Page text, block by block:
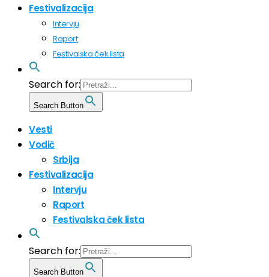
Festivalizacija
Intervju
Raport
Festivalska ček lista
Search for:
Search Button
Vesti
Vodič
Srbija
Festivalizacija
Intervju
Raport
Festivalska ček lista
Search for:
Search Button